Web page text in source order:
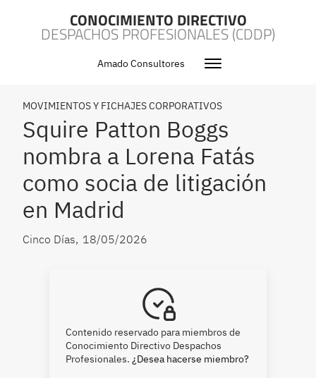
CONOCIMIENTO DIRECTIVO
DESPACHOS PROFESIONALES (CDDP)
Amado Consultores
MOVIMIENTOS Y FICHAJES CORPORATIVOS
Squire Patton Boggs
nombra a Lorena Fatás
como socia de litigación
en Madrid
Cinco Días, 18/05/2026
Contenido reservado para miembros de
Conocimiento Directivo Despachos
Profesionales. ¿Desea hacerse miembro?